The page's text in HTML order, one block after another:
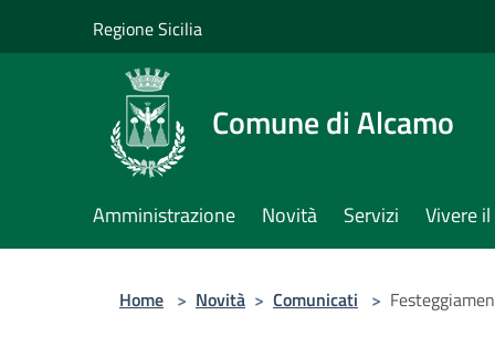
Regione Sicilia
Comune di Alcamo
Amministrazione Novità Servizi Vivere
Home > Novità > Comunicati >